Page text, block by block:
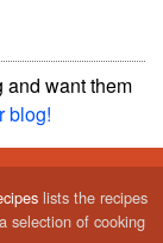
and want them
blog!
lists the recipes
selection of cooking